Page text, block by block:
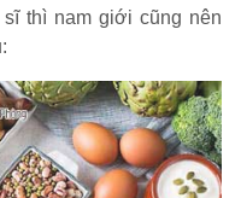
thì nam giới cũng nên